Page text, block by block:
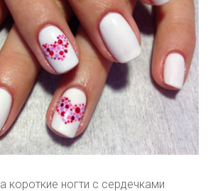
короткие ногти с сердечками